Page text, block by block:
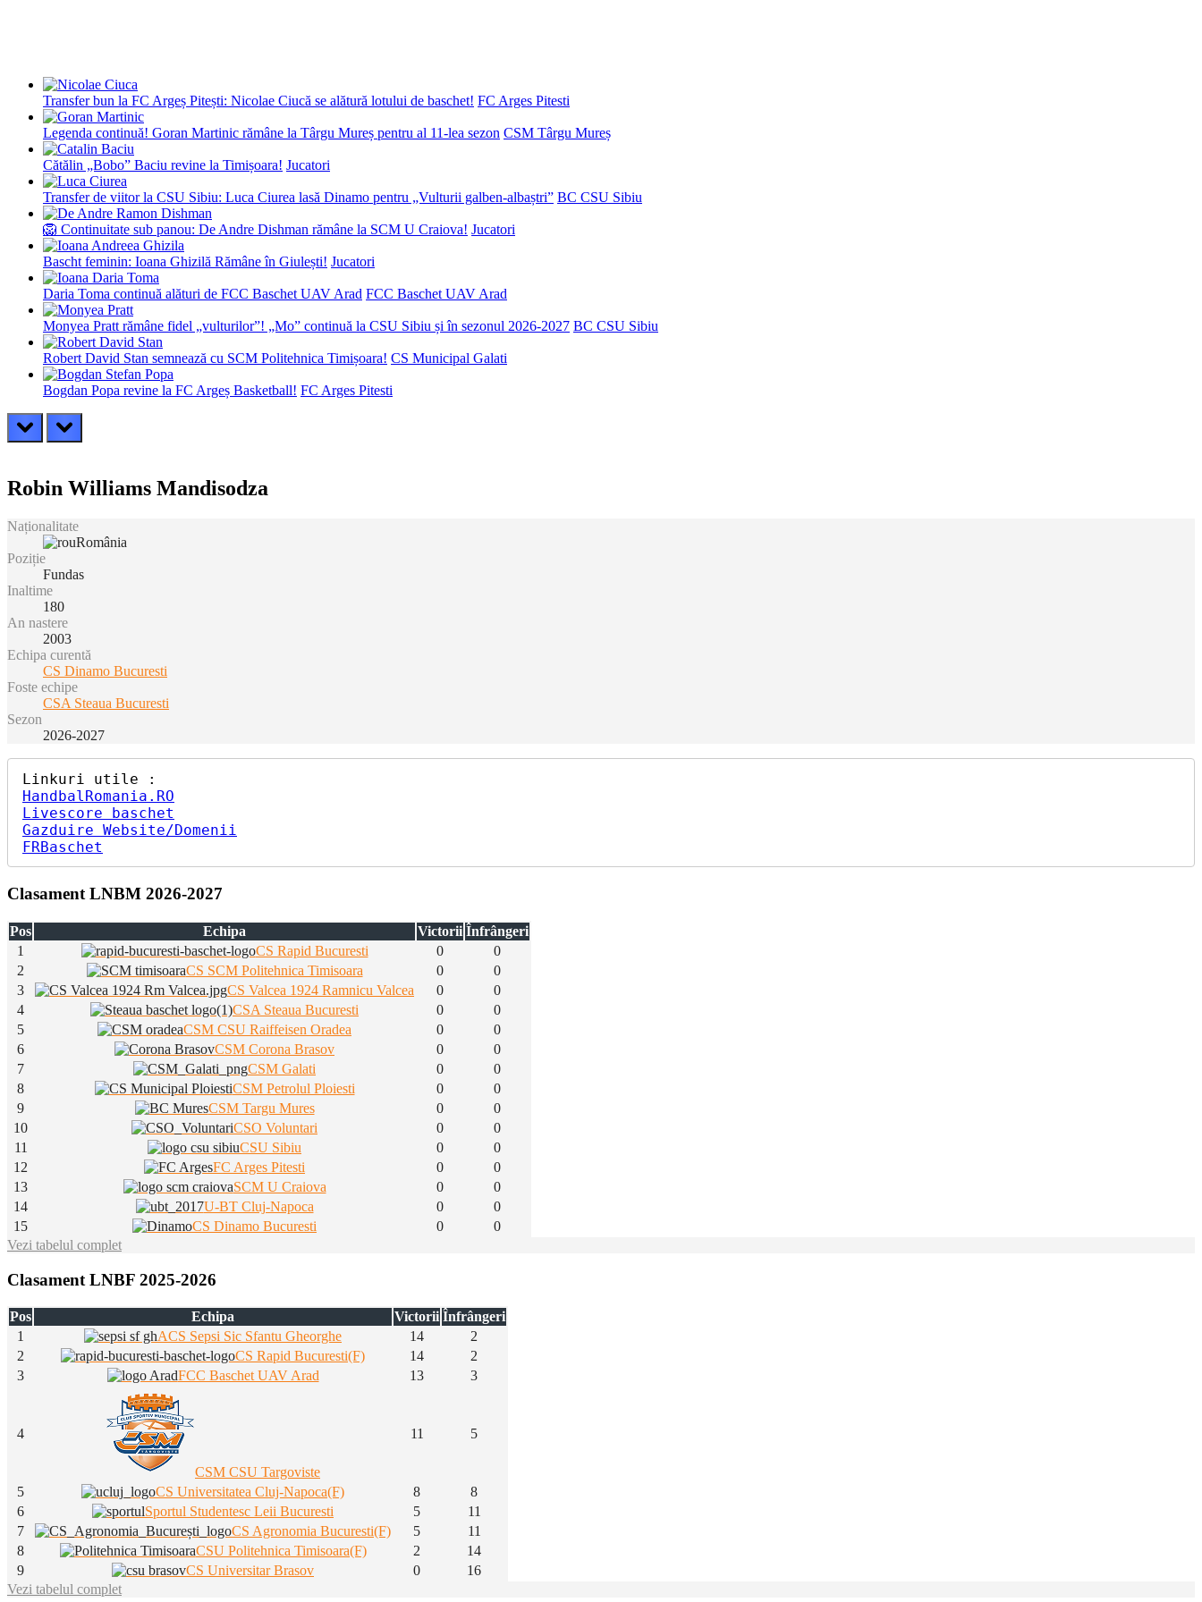
Transfer bun la FC Argeș Pitești: Nicolae Ciucă se alătură lotului de baschet! FC Arges Pitesti
Legenda continuă! Goran Martinic rămâne la Târgu Mureș pentru al 11-lea sezon CSM Târgu Mureș
Cătălin „Bobo” Baciu revine la Timișoara! Jucatori
Transfer de viitor la CSU Sibiu: Luca Ciurea lasă Dinamo pentru „Vulturii galben-albaștri” BC CSU Sibiu
🦁 Continuitate sub panou: De Andre Dishman rămâne la SCM U Craiova! Jucatori
Bascht feminin: Ioana Ghizilă Rămâne în Giulești! Jucatori
Daria Toma continuă alături de FCC Baschet UAV Arad FCC Baschet UAV Arad
Monyea Pratt rămâne fidel „vulturilor”! „Mo” continuă la CSU Sibiu și în sezonul 2026-2027 BC CSU Sibiu
Robert David Stan semnează cu SCM Politehnica Timișoara! CS Municipal Galati
Bogdan Popa revine la FC Argeș Basketball! FC Arges Pitesti
prev next
Robin Williams Mandisodza
Naționalitate
România
Poziție
Fundas
Inaltime
180
An nastere
2003
Echipa curentă
CS Dinamo Bucuresti
Foste echipe
CSA Steaua Bucuresti
Sezon
2026-2027
HandbalRomania.RO
Livescore baschet
Gazduire Website/Domenii
FRBaschet
Clasament LNBM 2026-2027
Pos Echipa Victorii Înfrângeri
1
CS Rapid Bucuresti 0
0
2
CS SCM Politehnica Timisoara 0
0
3
CS Valcea 1924 Ramnicu Valcea 0
0
4
CSA Steaua Bucuresti 0
0
5
CSM CSU Raiffeisen Oradea 0
0
6
CSM Corona Brasov 0
0
7
CSM Galati 0
0
8
CSM Petrolul Ploiesti 0
0
9
CSM Targu Mures 0
0
10
CSO Voluntari 0
0
11
CSU Sibiu 0
0
12
FC Arges Pitesti 0
0
13
SCM U Craiova 0
0
14
U-BT Cluj-Napoca 0
0
15
CS Dinamo Bucuresti 0
0
Vezi tabelul complet
Clasament LNBF 2025-2026
Pos Echipa Victorii Înfrângeri
1
ACS Sepsi Sic Sfantu Gheorghe 14
2
2
CS Rapid Bucuresti(F) 14
2
3
FCC Baschet UAV Arad 13 3
4
CSM CSU Targoviste
11 5
5 CS Universitatea Cluj-Napoca(F) 8
8
6
Sportul Studentesc Leii Bucuresti 5
11
7
CS Agronomia Bucuresti(F) 5
11
8
CSU Politehnica Timisoara(F) 2
14
9
CS Universitar Brasov 0
16
Vezi tabelul complet